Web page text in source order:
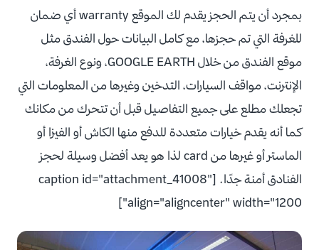
بمجرد أن يتم الحجز يقدم لك الموقع warranty أي ضمان
للغرفة التي تم حجزها، مع كامل البيانات حول الفندق مثل
موقع الفندق من خلال GOOGLE EARTH، ونوع الغرفة،
الإنترنت، مواقف السيارات، التدخين وغيرها من المعلومات التي
تجعلك مطلع على جميع التفاصيل قبل أن تتحرك من مكانك
كما أنه يقدم خيارات متعددة للدفع منها الكاش أو الفيزا أو
الماستر أو غيرها من card لذا هو يعد أفضل وسيلة لحجز
الفنادق أمنة جدًا. [caption id="attachment_41008"
align="aligncenter" width="1200"]